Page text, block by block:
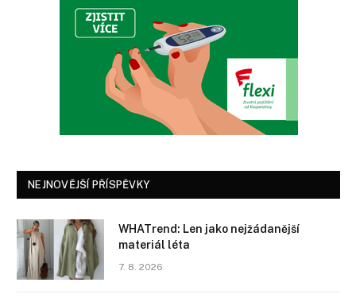
NEJNOVĚJŠÍ PŘÍSPĚVKY
WHATrend: Len jako nejžádanější
materiál léta
7. 8. 2026